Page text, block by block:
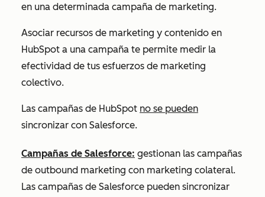
en una determinada campaña de marketing.
Asociar recursos de marketing y contenido en
HubSpot a una campaña te permite medir la
efectividad de tus esfuerzos de marketing
colectivo.
Las campañas de HubSpot no se pueden
sincronizar con Salesforce.
Campañas de Salesforce: gestionan las campañas
de outbound marketing con marketing colateral.
Las campañas de Salesforce pueden sincronizar